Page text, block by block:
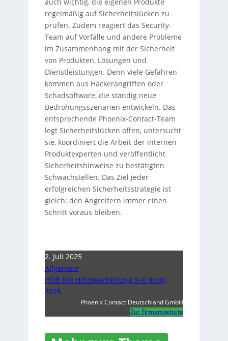
regelmäßig auf Sicherheitslücken zu
prüfen. Zudem reagiert das Security-
Team auf Vorfälle und andere Probleme
im Zusammenhang mit der Sicherheit
von Produkten, Lösungen und
Dienstleistungen. Denn viele Gefahren
kommen aus Hackerangriffen oder
Schadsoftware, die ständig neue
Bedrohungsszenarien entwickeln. Das
entsprechende Phoenix-Contact-Team
legt Sicherheitslücken offen, untersucht
sie, koordiniert die Arbeit der internen
Produktexperten und veröffentlicht
Sicherheitshinweise zu bestätigten
Schwachstellen. Das Ziel jeder
erfolgreichen Sicherheitsstrategie ist
gleich: den Angreifern immer einen
Schritt voraus bleiben.
2. Juli 2025
Allgemein
HOB Die Holzbearbeitung 5+6 (Juni)
2025
Phoenix Contact Deutschland GmbH
Zur Firmenwebsite